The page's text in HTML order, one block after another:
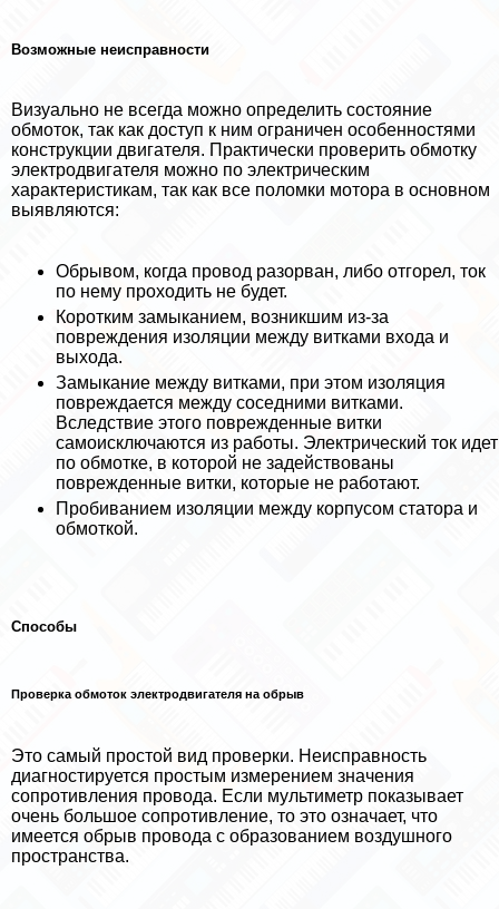
Возможные неисправности
Визуально не всегда можно определить состояние
обмоток, так как доступ к ним ограничен особенностями
конструкции двигателя. Пpaктически проверить обмотку
электродвигателя можно по электрическим
хаpaктеристикам, так как все поломки мотора в основном
выявляются:
Обрывом, когда провод разорван, либо отгорел, ток
по нему проходить не будет.
Коротким замыканием, возникшим из-за
повреждения изоляции между витками входа и
выхода.
Замыкание между витками, при этом изоляция
повреждается между соседними витками.
Вследствие этого поврежденные витки
самоисключаются из работы. Электрический ток идет
по обмотке, в которой не задействованы
поврежденные витки, которые не работают.
Пробиванием изоляции между корпусом статора и
обмоткой.
Способы
Проверка обмоток электродвигателя на обрыв
Это самый простой вид проверки. Неисправность
диагностируется простым измерением значения
сопротивления провода. Если мультиметр показывает
очень большое сопротивление, то это означает, что
имеется обрыв провода с образованием воздушного
прострaнcтва.